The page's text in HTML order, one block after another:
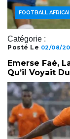
Catégorie :
ACTUALITÉS
FOOTBALL
Posté Le 02/08/
Emerse Faé,
Qu’il Voyait